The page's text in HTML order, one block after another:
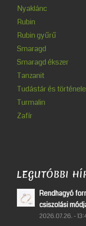
Nyaklánc
Rubin
Rubin gyűrű
Smaragd
Smaragd ékszer
Tanzanit
Tudástár és
Turmalin
Zafír
LEGUTÓBBI
Rendhagyó
csiszolási
2026.07.26. -